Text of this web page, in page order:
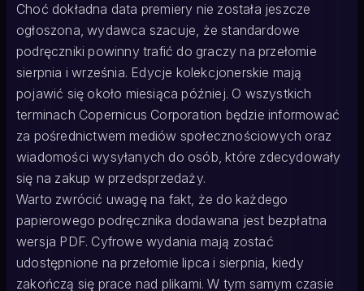
Choć dokładna data premiery nie została jeszcze
ogłoszona, wydawca szacuje, że standardowe
podręczniki powinny trafić do graczy na przełomie
sierpnia i września. Edycje kolekcjonerskie mają
pojawić się około miesiąca później. O wszystkich
terminach Copernicus Corporation będzie informować
za pośrednictwem mediów społecznościowych oraz
wiadomości wysyłanych do osób, które zdecydowały
się na zakup w przedsprzedaży.
Warto zwrócić uwagę na fakt, że do każdego
papierowego podręcznika dodawana jest bezpłatna
wersja PDF. Cyfrowe wydania mają zostać
udostępnione na przełomie lipca i sierpnia, kiedy
zakończą się prace nad plikami. W tym samym czasie